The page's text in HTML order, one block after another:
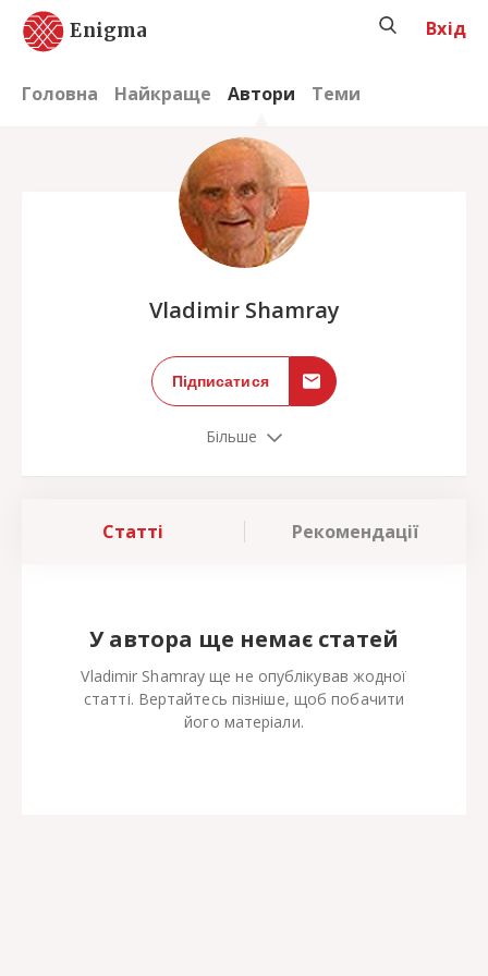
Enigma
Головна Найкраще Автори Теми
Вхід
Vladimir Shamray
Підписатися
Більше
Статті Рекомендації
У автора ще немає статей
Vladimir Shamray ще не опублікував жодної
статті. Вертайтесь пізніше, щоб побачити
його матеріали.